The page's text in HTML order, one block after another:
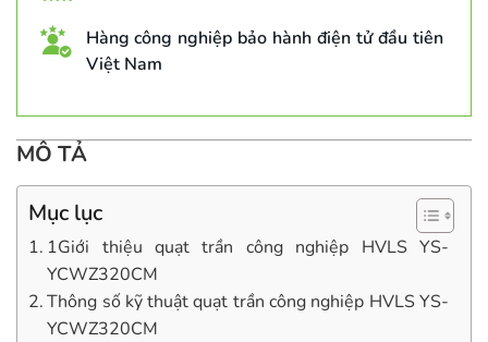
Hàng công nghiệp bảo hành điện tử đầu tiên
Việt Nam
MÔ TẢ
Mục lục
1Giới thiệu quạt trần công nghiệp HVLS YS-
YCWZ320CM
Thông số kỹ thuật quạt trần công nghiệp HVLS YS-
YCWZ320CM